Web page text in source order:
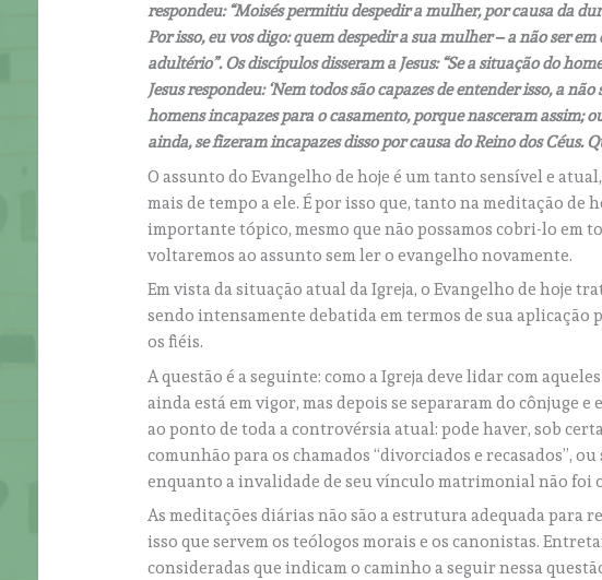
respondeu: “Moisés permitiu despedir a mulher, por causa da
Por isso, eu vos digo: quem despedir a sua mulher – a não ser
adultério”. Os discípulos disseram a Jesus: “Se a situação do
Jesus respondeu: ‘Nem todos são capazes de entender isso, a
homens incapazes para o casamento, porque nasceram assim;
ainda, se fizeram incapazes disso por causa do Reino dos Céus.
O assunto do Evangelho de hoje é um tanto sensível e
mais de tempo a ele. É por isso que, tanto na meditação de
importante tópico, mesmo que não possamos cobri-lo em
voltaremos ao assunto sem ler o evangelho novamente.
Em vista da situação atual da Igreja, o Evangelho de hoje
sendo intensamente debatida em termos de sua
os fiéis.
A questão é a seguinte: como a Igreja deve lidar com
ainda está em vigor, mas depois se separaram do cônjuge
ao ponto de toda a controvérsia atual: pode haver, sob
comunhão para os chamados “divorciados e recasados”,
enquanto a invalidade de seu vínculo matrimonial não foi
As meditações diárias não são a estrutura adequada para
isso que servem os teólogos morais e os canonistas.
consideradas que indicam o caminho a seguir nessa